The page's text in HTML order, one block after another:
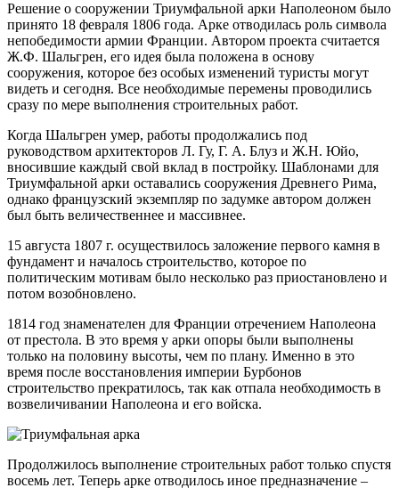
Решение о сооружении Триумфальной арки Наполеоном было
принято 18 февраля 1806 года. Арке отводилась роль символа
непобедимости армии Франции. Автором проекта считается
Ж.Ф. Шальгрен, его идея была положена в основу
сооружения, которое без особых изменений туристы могут
видеть и сегодня. Все необходимые перемены проводились
сразу по мере выполнения строительных работ.
Когда Шальгрен умер, работы продолжались под
руководством архитекторов Л. Гу, Г. А. Блуз и Ж.Н. Юйо,
вносившие каждый свой вклад в постройку. Шаблонами для
Триумфальной арки оставались сооружения Древнего Рима,
однако французский экземпляр по задумке автором должен
был быть величественнее и массивнее.
15 августа 1807 г. осуществилось заложение первого камня в
фундамент и началось строительство, которое по
политическим мотивам было несколько раз приостановлено и
потом возобновлено.
1814 год знаменателен для Франции отречением Наполеона
от престола. В это время у арки опоры были выполнены
только на половину высоты, чем по плану. Именно в это
время после восстановления империи Бурбонов
строительство прекратилось, так как отпала необходимость в
возвеличивании Наполеона и его войска.
Продолжилось выполнение строительных работ только спустя
восемь лет. Теперь арке отводилось иное предназначение –